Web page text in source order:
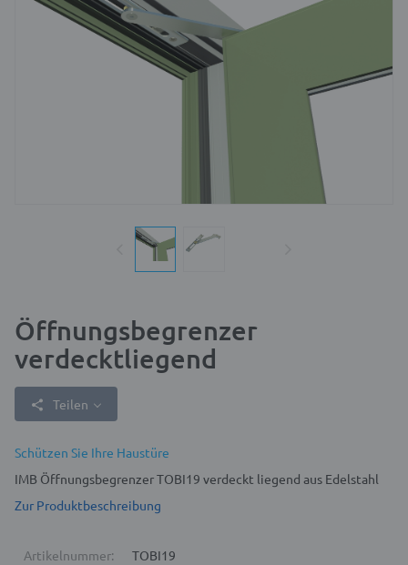
Öffnungsbegrenzer
verdecktliegend
Teilen
Schützen Sie Ihre Haustüre
IMB Öffnungsbegrenzer TOBI19 verdeckt liegend aus Edelstahl
Zur Produktbeschreibung
Artikelnummer: TOBI19